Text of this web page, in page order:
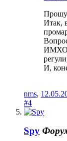
Прошу
Итак,
ИМХО
И,
nms,
#4
Spy